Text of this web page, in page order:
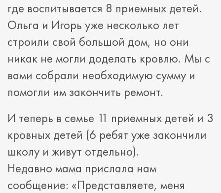
где воспитывается 8 приемных детей.
Ольга и Игорь уже несколько лет
строили свой большой дом, но они
никак не могли доделать кровлю. Мы с
вами собрали необходимую сумму и
помогли им закончить ремонт.
И теперь в семье 11 приемных детей и 3
кровных детей (6 ребят уже закончили
школу и живут отдельно).
Недавно мама прислала нам
сообщение: «Представляете, меня